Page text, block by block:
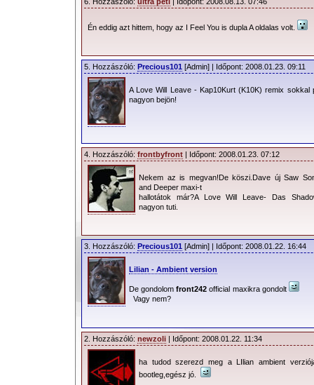
Én eddig azt hittem, hogy az I Feel You is dupla A oldalas volt.
5. Hozzászóló: Precious101 [Admin] | Időpont: 2008.01.23. 09:11
A Love Will Leave - Kap10Kurt (K10K) remix sokkal
nagyon bejön!
4. Hozzászóló: frontbyfront | Időpont: 2008.01.23. 07:12
Nekem az is megvan!De köszi.Dave új Saw
and Deeper maxi-t
hallotátok már?A Love Will Leave- Das
nagyon tuti.
3. Hozzászóló: Precious101 [Admin] | Időpont: 2008.01.22. 16:44
Lilian - Ambient version
De gondolomfront242 official maxikra gondolt
Vagy nem?
2. Hozzászóló: newzoli | Időpont: 2008.01.22. 11:34
ha tudod szerezd meg a LIlian ambient
bootleg,egész jó.